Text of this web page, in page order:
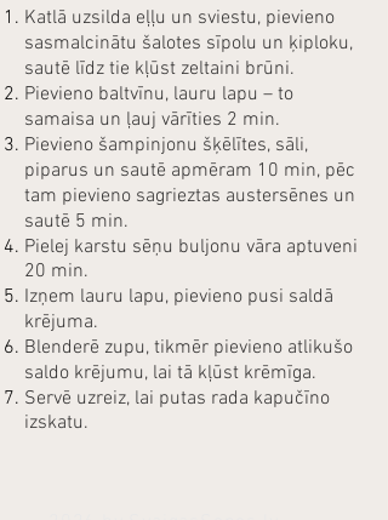
Katlā uzsilda eļļu un sviestu, pievieno
sasmalcinātu šalotes sīpolu un ķiploku,
sautē līdz tie kļūst zeltaini brūni.
Pievieno baltvīnu, lauru lapu – to
samaisa un ļauj vārīties 2 min.
Pievieno šampinjonu šķēlītes, sāli,
piparus un sautē apmēram 10 min, pēc
tam pievieno sagrieztas austersēnes un
sautē 5 min.
Pielej karstu sēņu buljonu vāra aptuveni
20 min.
Izņem lauru lapu, pievieno pusi saldā
krējuma.
Blenderē zupu, tikmēr pievieno atlikušo
saldo krējumu, lai tā kļūst krēmīga.
Servē uzreiz, lai putas rada kapučīno
izskatu.